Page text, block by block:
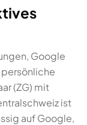
Google
persönliche
(ZG) mit
ist
auf Google,